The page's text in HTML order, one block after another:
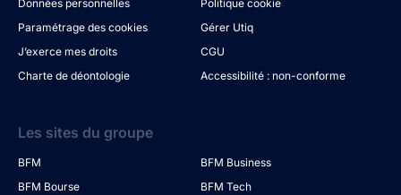
Données personnelles
Politique cookie
Paramétrage des cookies
Gérer Utiq
J’exerce mes droits
CGU
Charte de déontologie
Accessibilité : non-conforme
Les sites du groupe
BFM
BFM Business
BFM Bourse
BFM Tech